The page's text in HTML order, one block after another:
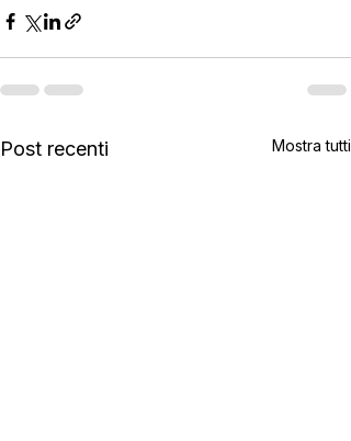
Post recenti Mostra tutti